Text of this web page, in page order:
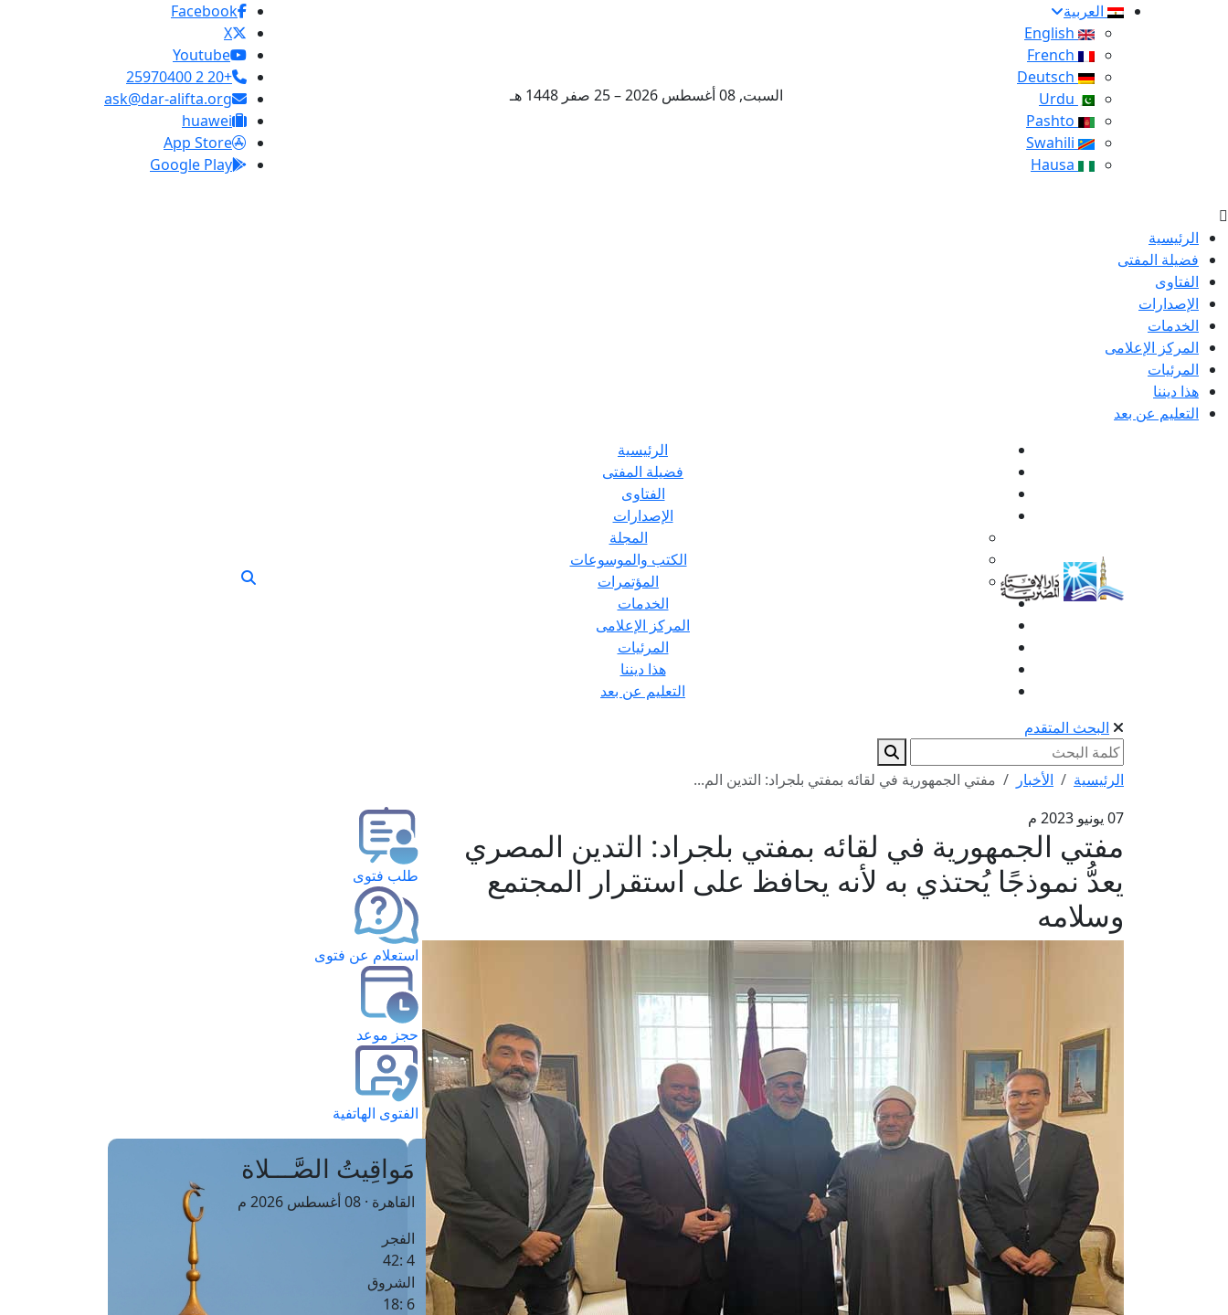
العربية
السبت, 08 أغسطس 2026 – 25 صفر 1448 هـ
Facebook
X
Youtube
+20 2 25970400
ask@dar-alifta.org
huawei
App Store
Google Play
الرئيسية
فضيلة المفتى
الفتاوى
الإصدارات
الخدمات
المركز الإعلامى
المرئيات
هذا ديننا
التعليم عن بعد
الرئيسية
فضيلة المفتى
الفتاوى
الإصدارات
المجلة
الكتب والموسوعات
المؤتمرات
الخدمات
المركز الإعلامى
المرئيات
هذا ديننا
التعليم عن بعد
البحث المتقدم
الرئيسية الأخبار
مفتي الجمهورية في لقائه بمفتي بلجراد: التدين الم...
07 يونيو 2023 م
مفتي الجمهورية في لقائه بمفتي بلجراد: التدين المصري
يعدُّ نموذجًا يُحتذي به لأنه يحافظ على استقرار المجتمع
وسلامه
طلب فتوى
استعلام عن فتوى
حجز موعد
الفتوى الهاتفية
مَواقِيتُ الصَّـــلاة
القاهرة · 08 أغسطس 2026 م
الفجر
4 :42
الشروق
6 :18